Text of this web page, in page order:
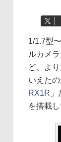
1/1.7型
ルカメ
ど、よ
いえたの
RX1R
を搭載